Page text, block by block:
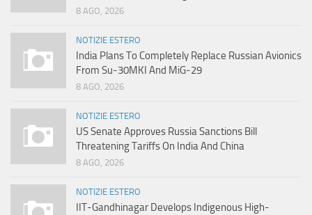
8 AGO, 2026
NOTIZIE ESTERO
India Plans To Completely Replace Russian Avionics
From Su-30MKI And MiG-29
8 AGO, 2026
NOTIZIE ESTERO
US Senate Approves Russia Sanctions Bill
Threatening Tariffs On India And China
8 AGO, 2026
NOTIZIE ESTERO
IIT-Gandhinagar Develops Indigenous High-